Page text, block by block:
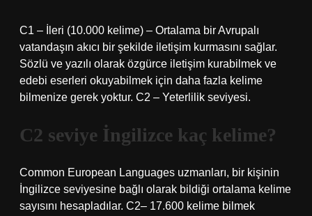
C1 – İleri (10.000 kelime) – Ortalama bir Avrupalı ​​
vatandaşın akıcı bir şekilde iletişim kurmasını sağlar.
Sözlü ve yazılı olarak özgürce iletişim kurabilmek ve
edebi eserleri okuyabilmek için daha fazla kelime
bilmenize gerek yoktur. C2 – Yeterlilik seviyesi.
C2 seviye İngilizce kaç kelime?
Common European Languages ​​uzmanları, bir kişinin
İngilizce seviyesine bağlı olarak bildiği ortalama kelime
sayısını hesapladılar. C2– 17.600 kelime bilmek